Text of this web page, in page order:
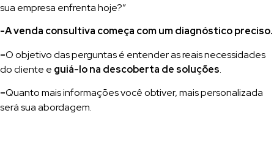
sua empresa enfrenta hoje?”
-A venda consultiva começa com um diagnóstico preciso.
–O objetivo das perguntas é entender as reais necessidades
do cliente e guiá-lo na descoberta de soluções.
–Quanto mais informações você obtiver, mais personalizada
será sua abordagem.